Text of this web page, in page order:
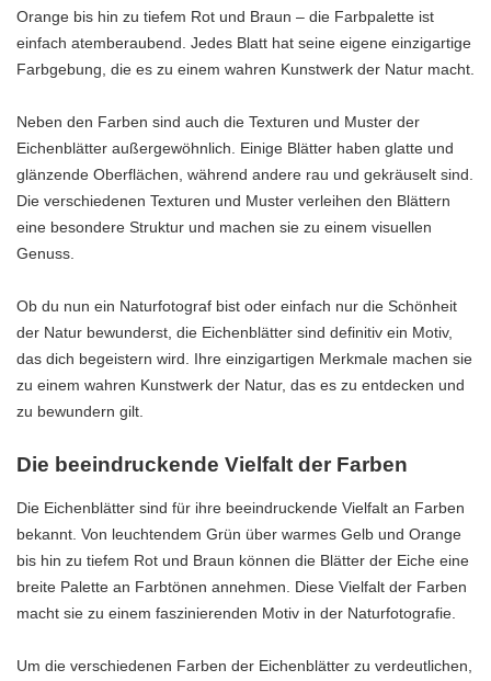
Orange bis hin zu tiefem Rot und Braun – die Farbpalette ist
einfach atemberaubend. Jedes Blatt hat seine eigene einzigartige
Farbgebung, die es zu einem wahren Kunstwerk der Natur macht.
Neben den Farben sind auch die Texturen und Muster der
Eichenblätter außergewöhnlich. Einige Blätter haben glatte und
glänzende Oberflächen, während andere rau und gekräuselt sind.
Die verschiedenen Texturen und Muster verleihen den Blättern
eine besondere Struktur und machen sie zu einem visuellen
Genuss.
Ob du nun ein Naturfotograf bist oder einfach nur die Schönheit
der Natur bewunderst, die Eichenblätter sind definitiv ein Motiv,
das dich begeistern wird. Ihre einzigartigen Merkmale machen sie
zu einem wahren Kunstwerk der Natur, das es zu entdecken und
zu bewundern gilt.
Die beeindruckende Vielfalt der Farben
Die Eichenblätter sind für ihre beeindruckende Vielfalt an Farben
bekannt. Von leuchtendem Grün über warmes Gelb und Orange
bis hin zu tiefem Rot und Braun können die Blätter der Eiche eine
breite Palette an Farbtönen annehmen. Diese Vielfalt der Farben
macht sie zu einem faszinierenden Motiv in der Naturfotografie.
Um die verschiedenen Farben der Eichenblätter zu verdeutlichen,